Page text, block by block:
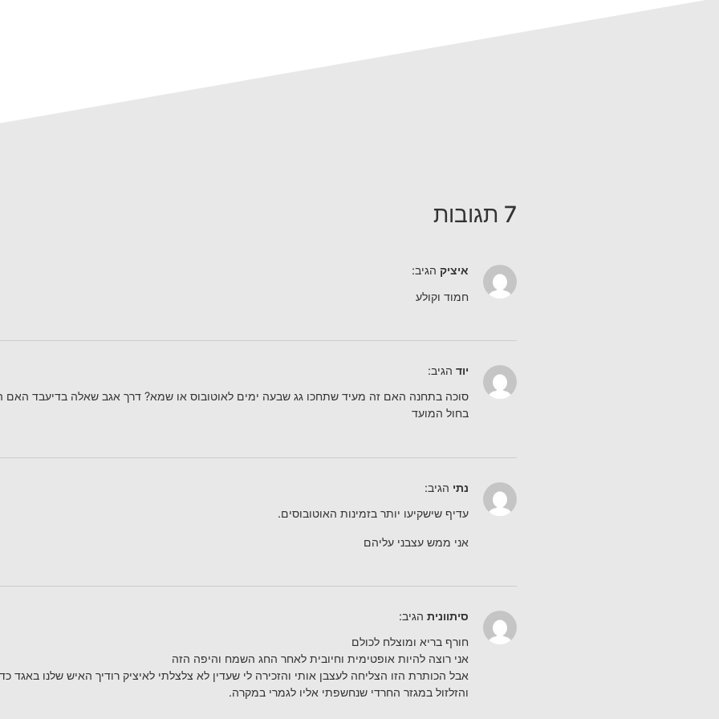
7 תגובות
איציק הגיב:
חמוד וקולע
יוד הגיב:
סוכה בתחנה האם זה מעיד שתחכו גג שבעה ימים לאוטובוס או שמא? דרך אגב שאלה בדיעבד האם
בחול המועד
נתי הגיב:
עדיף שישקיעו יותר בזמינות האוטובוסים.
אני ממש עצבני עליהם
סיתוונית הגיב:
חורף בריא ומוצלח לכולם
אני רוצה להיות אופטימית וחיובית לאחר החג השמח והיפה הזה
אבל הכותרת הזו הצליחה לעצבן אותי והזכירה לי שעדין לא צלצלתי לאיציק רודיך האיש שלנו באגד
והזלזול במגזר החרדי שנחשפתי אליו לגמרי במקרה.